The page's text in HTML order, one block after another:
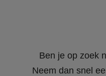
Ben je op zoek
Neem dan snel